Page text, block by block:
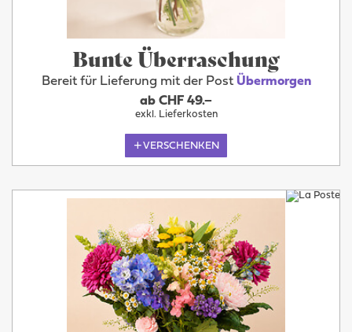
Bunte Überraschung
Bereit für Lieferung mit der Post Übermorgen
ab CHF 49.–
exkl. Lieferkosten
VERSCHENKEN